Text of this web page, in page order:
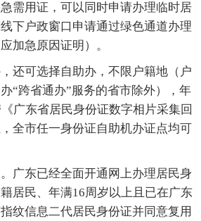
需用证，可以同时申请办理临时居
下户政窗口申请通过绿色通道办理
加急原因证明）。
可选择自助办，不限户籍地（户
“跨省通办”服务的省市除外），年
广东省居民身份证数字相片采集回
全市任一身份证自助机办证点均可
东已经全面开通网上办理居民身
居民、年满16周岁以上且已在广东
纹信息二代居民身份证并同意复用